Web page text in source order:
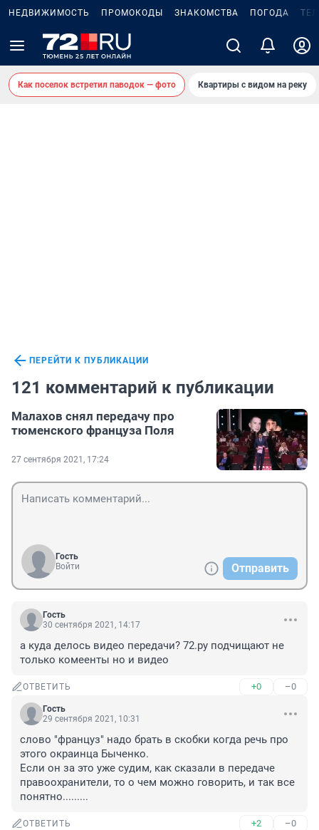
НЕДВИЖИМОСТЬ ПРОМОКОДЫ ЗНАКОМСТВА ПОГОДА
Как поселок встретил паводок — фото Квартиры с видом на реку
ПЕРЕЙТИ К ПУБЛИКАЦИИ
121 комментарий к публикации
Малахов снял передачу про
тюменского француза Поля
27 сентября 2021, 17:24
Гость
Войти
Отправить
Гость
30 сентября 2021, 14:17
а куда делось видео передачи? 72.ру подчищают не
только комеенты но и видео
ОТВЕТИТЬ +0 –0
Гость
29 сентября 2021, 10:31
слово "француз" надо брать в скобки когда речь про
этого окраинца Быченко.
Если он за это уже судим, как сказали в передаче
правоохранители, то о чем можно говорить, и так все
понятно.........
ОТВЕТИТЬ +2 –0